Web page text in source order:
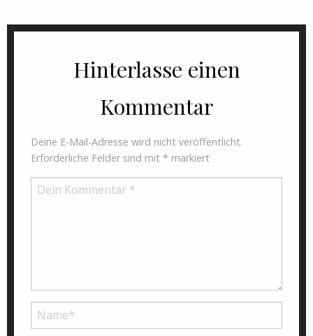
Hinterlasse einen
Kommentar
Deine E-Mail-Adresse wird nicht veröffentlicht.
Erforderliche Felder sind mit * markiert